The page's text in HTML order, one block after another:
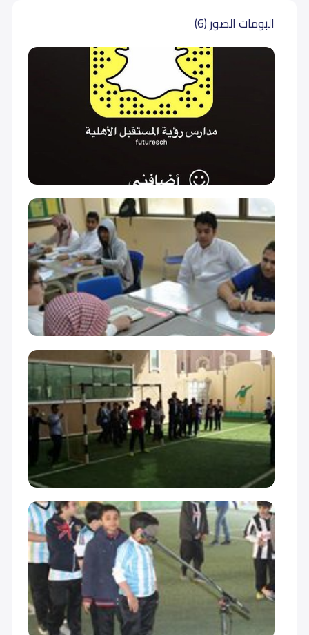
سادس إبتدائي (Grade 6)
أول متوسط (Grade 7) 15,000
15,000
ثاني متوسط (Grade 8) 15,000
ثالث متوسط (Grade 9)
أول ثانوي (Grade 10) 17,000
17,000
ثاني ثانوي (Grade 11) 17,000
17,000
ثالث ثانوي (Grade 12) 17,000
17,000
البومات الصور (6)